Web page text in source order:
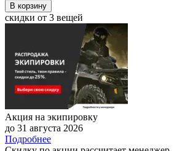
В корзину
скидки от 3 вещей
Акция на экипировку
до 31 августа 2026
Подробнее